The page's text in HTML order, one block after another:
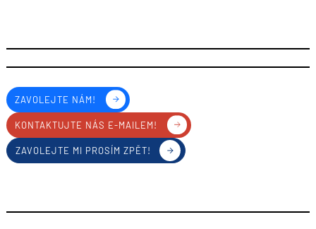
ZAVOLEJTE NÁM!
KONTAKTUJTE NÁS E-MAILEM!
ZAVOLEJTE MI PROSÍM ZPĚT!